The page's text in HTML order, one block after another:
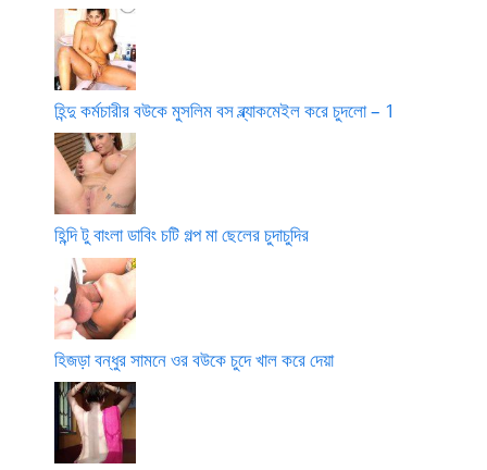
হিন্দু কর্মচারীর বউকে মুসলিম বস ব্ল্যাকমেইল করে চুদলো – 1
হিন্দি টু বাংলা ডাবিং চটি গল্প মা ছেলের চুদাচুদির
হিজড়া বন্ধুর সামনে ওর বউকে চুদে খাল করে দেয়া